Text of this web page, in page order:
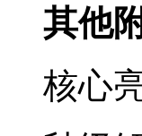
其他附
核心